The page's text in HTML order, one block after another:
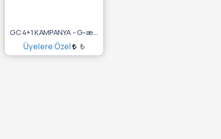
GC 4+1 KAMPANYA - G-ænial® A’CHORD Syringe 2.1 mL
Üyelere Özel ₺